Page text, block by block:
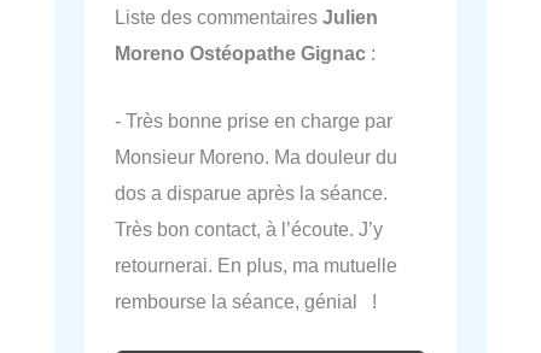
Liste des commentaires Julien
Moreno Ostéopathe Gignac :
- Très bonne prise en charge par
Monsieur Moreno. Ma douleur du
dos a disparue après la séance.
Très bon contact, à l’écoute. J’y
retournerai. En plus, ma mutuelle
rembourse la séance, génial !